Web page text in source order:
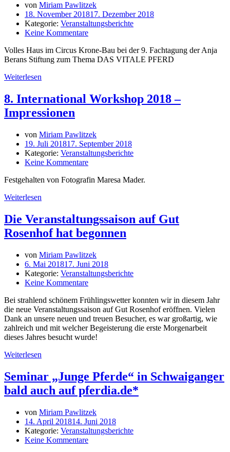
von Miriam Pawlitzek
18. November 201817. Dezember 2018
Kategorie: Veranstaltungsberichte
Keine Kommentare
Volles Haus im Circus Krone-Bau bei der 9. Fachtagung der Anja
Berans Stiftung zum Thema DAS VITALE PFERD
Weiterlesen
8. International Workshop 2018 –
Impressionen
von Miriam Pawlitzek
19. Juli 201817. September 2018
Kategorie: Veranstaltungsberichte
Keine Kommentare
Festgehalten von Fotografin Maresa Mader.
Weiterlesen
Die Veranstaltungssaison auf Gut
Rosenhof hat begonnen
von Miriam Pawlitzek
6. Mai 201817. Juni 2018
Kategorie: Veranstaltungsberichte
Keine Kommentare
Bei strahlend schönem Frühlingswetter konnten wir in diesem Jahr
die neue Veranstaltungssaison auf Gut Rosenhof eröffnen. Vielen
Dank an unsere neuen und treuen Besucher, es war großartig, wie
zahlreich und mit welcher Begeisterung die erste Morgenarbeit
dieses Jahres besucht wurde!
Weiterlesen
Seminar „Junge Pferde“ in Schwaiganger
bald auch auf pferdia.de*
von Miriam Pawlitzek
14. April 201814. Juni 2018
Kategorie: Veranstaltungsberichte
Keine Kommentare